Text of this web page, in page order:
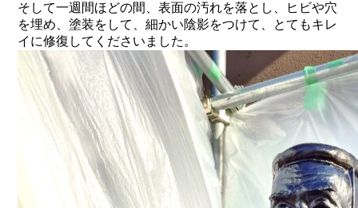
そして一週間ほどの間、表面の汚れを落とし、ヒビや穴
を埋め、塗装をして、細かい陰影をつけて、とてもキレ
イに修復してくださいました。